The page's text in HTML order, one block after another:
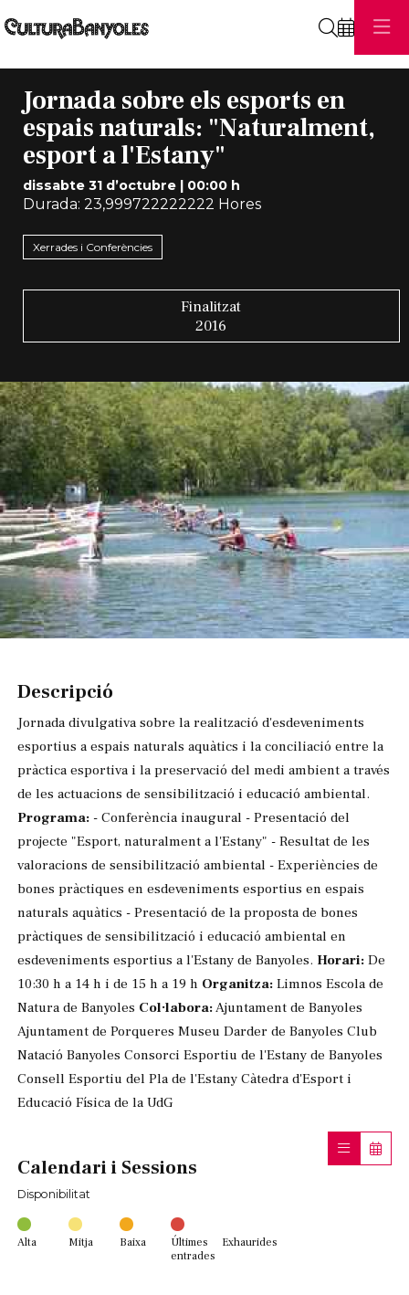
Jornada sobre els esports en
espais naturals: "Naturalment,
esport a l'Estany"
dissabte 31 d’octubre| 00:00 h
Durada: 23,999722222222 Hores
Xerrades i Conferències
Finalitzat
2016
Descripció
Jornada divulgativa sobre la realització d'esdeveniments
esportius a espais naturals aquàtics i la conciliació entre la
pràctica esportiva i la preservació del medi ambient a través
de les actuacions de sensibilització i educació ambiental.
Programa: - Conferència inaugural - Presentació del
projecte "Esport, naturalment a l'Estany" - Resultat de les
valoracions de sensibilització ambiental - Experiències de
bones pràctiques en esdeveniments esportius en espais
naturals aquàtics - Presentació de la proposta de bones
pràctiques de sensibilització i educació ambiental en
esdeveniments esportius a l'Estany de Banyoles. Horari: De
10:30 h a 14 h i de 15 h a 19 h Organitza: Limnos Escola de
Natura de Banyoles Col·labora:Ajuntament de Banyoles
Ajuntament de Porqueres Museu Darder de Banyoles Club
Natació Banyoles Consorci Esportiu de l'Estany de Banyoles
Consell Esportiu del Pla de l'Estany Càtedra d'Esport i
Educació Física de la UdG
Calendari i Sessions
Disponibilitat
Alta Mitja Baixa
Últimes
entrades
Exhaurides